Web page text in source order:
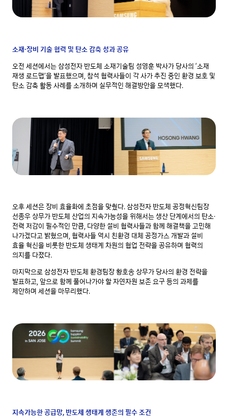
소재·장비 기술 협력 및 탄소 감축 성과 공유
오전 세션에서는 삼성전자 반도체 소재기술팀 성영훈 박사가 당사의 ‘소재
재생 로드맵’을 발표했으며, 참석 협력사들이 각 사가 추진 중인 환경 보호 및
탄소 감축 활동 사례를 소개하며 실무적인 해결방안을 모색했다.
오후 세션은 장비 효율화에 초점을 맞췄다. 삼성전자 반도체 공정혁신팀장
선종우 상무가 반도체 산업의 지속가능성을 위해서는 생산 단계에서의 탄소·
전력 저감이 필수적인 만큼, 다양한 설비 협력사들과 함께 해결책을 고민해
나가겠다고 밝혔으며, 협력사들 역시 친환경 대체 공정가스 개발과 설비
효율 혁신을 비롯한 반도체 생태계 차원의 협업 전략을 공유하며 협력의
의지를 다졌다.
마지막으로 삼성전자 반도체 환경팀장 황호송 상무가 당사의 환경 전략을
발표하고, 앞으로 함께 풀어나가야 할 자연자원 보존 요구 등의 과제를
제안하며 세션을 마무리했다.
지속가능한 공급망, 반도체 생태계 생존의 필수 조건